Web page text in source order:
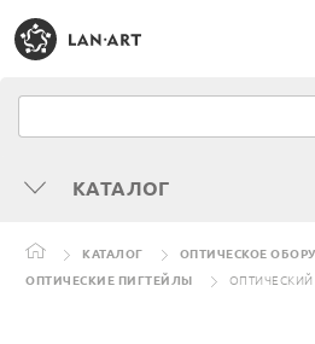
КАТАЛОГ
КАТАЛОГ
ОПТИЧЕСКОЕ
ОПТИЧЕСКИЕ ПИГТЕЙЛЫ
ОПТИЧЕСКИЙ